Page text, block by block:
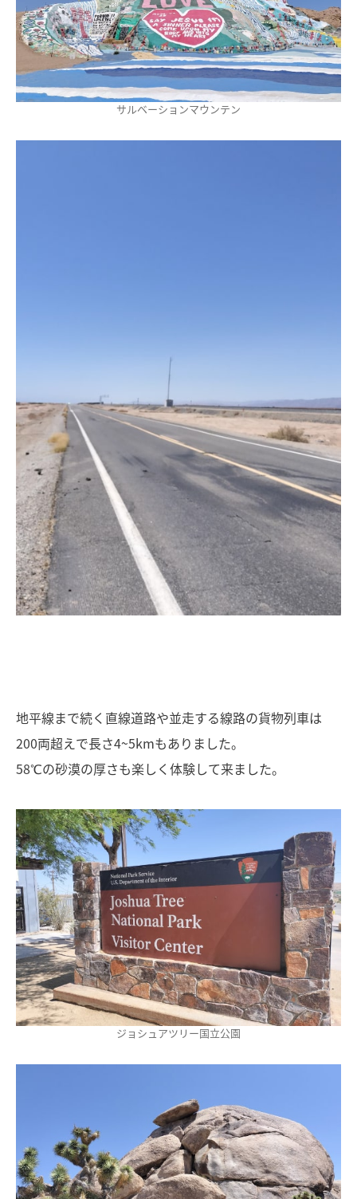
サルベーションマウンテン
地平線まで続く直線道路や並走する線路の貨物列車は
200両超えで長さ4~5kmもありました。
58℃の砂漠の厚さも楽しく体験して来ました。
ジョシュアツリー国立公園